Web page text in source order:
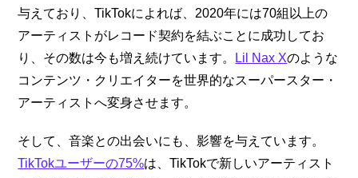
与えており、TikTokによれば、2020年には70組以上の
アーティストがレコード契約を結ぶことに成功してお
り、その数は今も増え続けています。
Lil Nax Xのような
コンテンツ・クリエイターを世界的なスーパースター・
アーティストへ変身させます。
そして、音楽との出会いにも、影響を与えています。
TikTokユーザーの75%は、TikTokで新しいアーティスト